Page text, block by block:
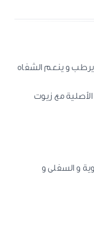
لمدة 24 ساعة, يرطب و ينعم الشفاه
مع زيوت
و السفلى و